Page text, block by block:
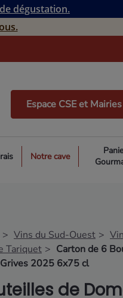
dégustation.
Espace CSE et Mairies
Notre cave
Vins du Sud-Ouest
Tariquet
Carton de 6
2025 6x75 cl
de